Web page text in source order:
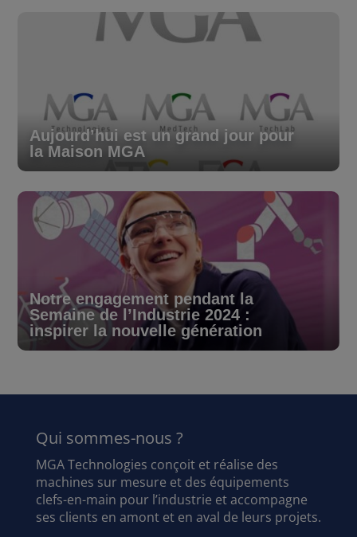
Aujourd’hui est un grand jour pour
la Maison MGA
Notre engagement pendant la
Semaine de l’Industrie 2024 :
inspirer la nouvelle génération
Qui sommes-nous ?
MGA Technologies conçoit et réalise des
machines sur mesure et des équipements
clefs-en-main pour l’industrie et accompagne
ses clients en amont et en aval de leurs projets.